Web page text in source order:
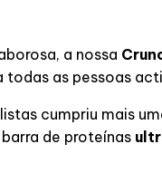
a nossa
todas as pessoas
cumpriu mais
de proteínas